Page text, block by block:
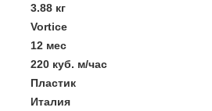
3.88 кг
Vortice
12 мес
220 куб. м/час
Пластик
Италия